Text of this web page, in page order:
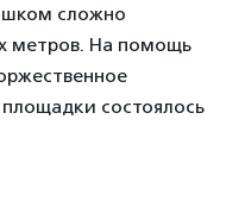
сложно
метров. На помощь
состоялось